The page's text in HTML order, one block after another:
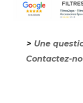
> Une
Contactez-